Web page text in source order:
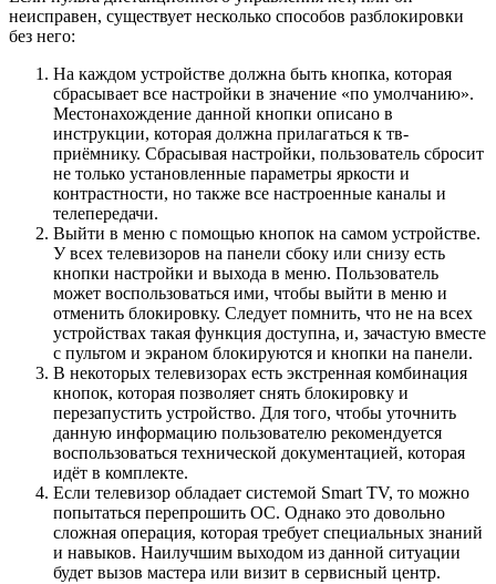
неисправен, существует несколько способов разблокировки
без него:
На каждом устройстве должна быть кнопка, которая
сбрасывает все настройки в значение «по умолчанию».
Местонахождение данной кнопки описано в
инструкции, которая должна прилагаться к тв-
приёмнику. Сбрасывая настройки, пользователь сбросит
не только установленные параметры яркости и
контрастности, но также все настроенные каналы и
телепередачи.
Выйти в меню с помощью кнопок на самом устройстве.
У всех телевизоров на панели сбоку или снизу есть
кнопки настройки и выхода в меню. Пользователь
может воспользоваться ими, чтобы выйти в меню и
отменить блокировку. Следует помнить, что не на всех
устройствах такая функция доступна, и, зачастую вместе
с пультом и экраном блокируются и кнопки на панели.
В некоторых телевизорах есть экстренная комбинация
кнопок, которая позволяет снять блокировку и
перезапустить устройство. Для того, чтобы уточнить
данную информацию пользователю рекомендуется
воспользоваться технической документацией, которая
идёт в комплекте.
Если телевизор обладает системой Smart TV, то можно
попытаться перепрошить ОС. Однако это довольно
сложная операция, которая требует специальных знаний
и навыков. Наилучшим выходом из данной ситуации
будет вызов мастера или визит в сервисный центр.